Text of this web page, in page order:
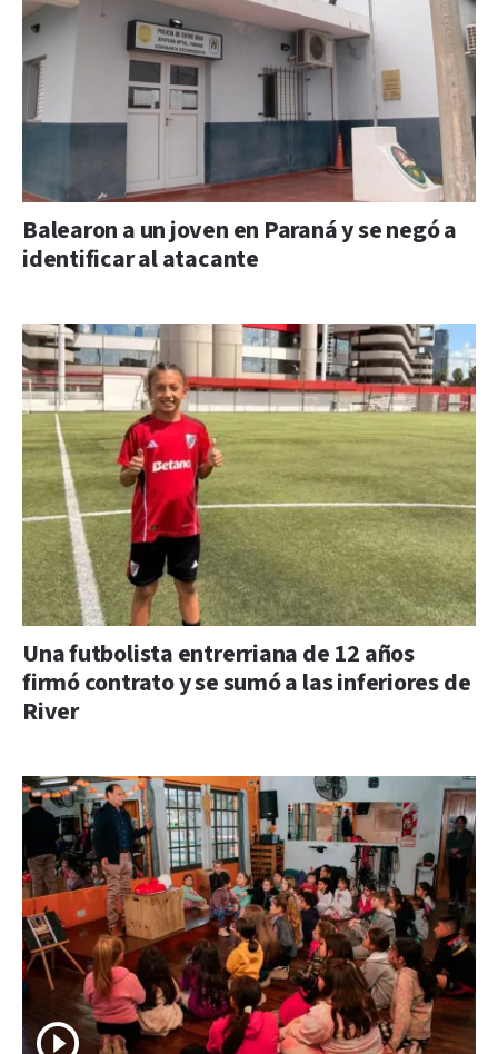
Balearon a un joven en Paraná y se negó a
identificar al atacante
Una futbolista entrerriana de 12 años
firmó contrato y se sumó a las inferiores de
River